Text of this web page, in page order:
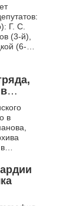
Г. С.
(3-й),
(6-й),
в